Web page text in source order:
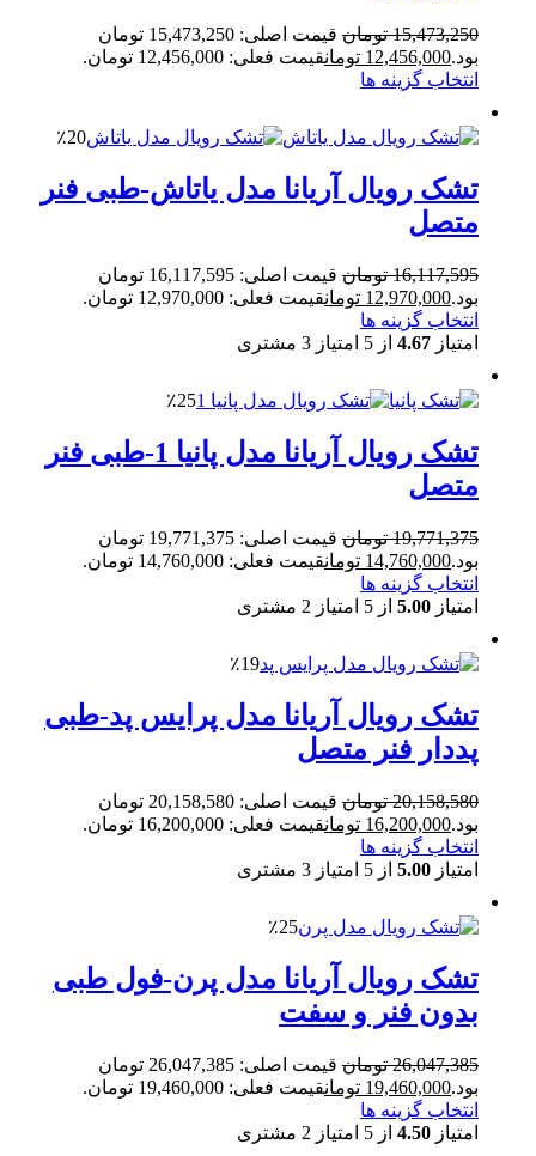
15,473,250 تومان
قیمت اصلی: 15,473,250 تومان
بود.12,456,000 تومانقیمت فعلی: 12,456,000 تومان.
انتخاب گزینه ها
٪20
تشک رویال آریانا مدل یاتاش-طبی فنر
متصل
16,117,595 تومان
قیمت اصلی: 16,117,595 تومان
بود.12,970,000 تومانقیمت فعلی: 12,970,000 تومان.
انتخاب گزینه ها
امتیاز 4.67 از 5 امتیاز 3 مشتری
٪25
تشک رویال آریانا مدل پانیا 1-طبی فنر
متصل
19,771,375 تومان
قیمت اصلی: 19,771,375 تومان
بود.14,760,000 تومانقیمت فعلی: 14,760,000 تومان.
انتخاب گزینه ها
امتیاز 5.00 از 5 امتیاز 2 مشتری
٪19
تشک رویال آریانا مدل پرایس پد-طبی
پددار فنر متصل
20,158,580 تومان
قیمت اصلی: 20,158,580 تومان
بود.16,200,000 تومانقیمت فعلی: 16,200,000 تومان.
انتخاب گزینه ها
امتیاز 5.00 از 5 امتیاز 3 مشتری
٪25
تشک رویال آریانا مدل پرن-فول طبی
بدون فنر و سفت
26,047,385 تومان
قیمت اصلی: 26,047,385 تومان
بود.19,460,000 تومانقیمت فعلی: 19,460,000 تومان.
انتخاب گزینه ها
امتیاز 4.50 از 5 امتیاز 2 مشتری